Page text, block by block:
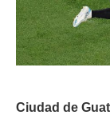
Ciudad de